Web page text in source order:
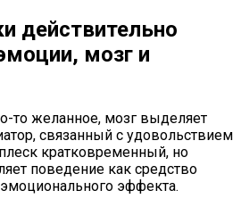
действительно
мозг и
то желанное, мозг выделяет
связанный с удовольствием
кратковременный, но
поведение как средство
эффекта.